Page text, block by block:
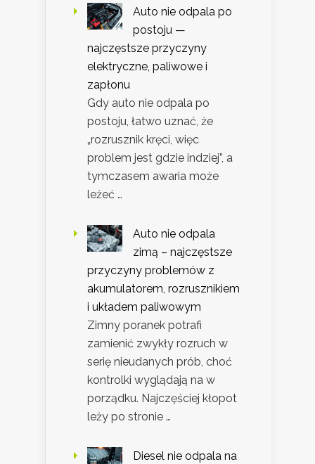
Auto nie odpala po
postoju —
najczęstsze przyczyny
elektryczne, paliwowe i
zapłonu
Gdy auto nie odpala po
postoju, łatwo uznać, że
„rozrusznik kręci, więc
problem jest gdzie indziej”, a
tymczasem awaria może
leżeć …
Auto nie odpala
zimą – najczęstsze
przyczyny problemów z
akumulatorem, rozrusznikiem
i układem paliwowym
Zimny poranek potrafi
zamienić zwykły rozruch w
serię nieudanych prób, choć
kontrolki wyglądają na w
porządku. Najczęściej kłopot
leży po stronie …
Diesel nie odpala na